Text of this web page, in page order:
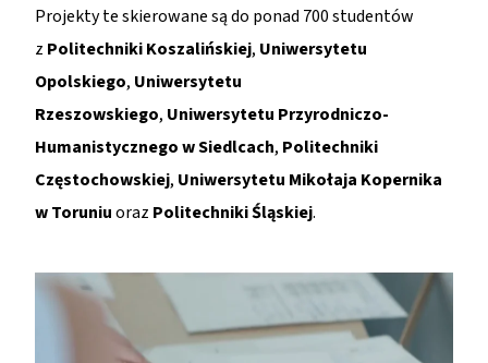
Projekty te skierowane są do ponad 700 studentów
z Politechniki Koszalińskiej, Uniwersytetu
Opolskiego, Uniwersytetu
Rzeszowskiego, Uniwersytetu Przyrodniczo-
Humanistycznego w Siedlcach, Politechniki
Częstochowskiej, Uniwersytetu Mikołaja Kopernika
w Toruniuoraz Politechniki Śląskiej.